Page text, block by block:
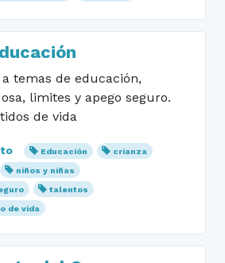
temas de educación,
limites y apego seguro.
de vida
Educación
crianza
niños y niñas
talentos
de vida